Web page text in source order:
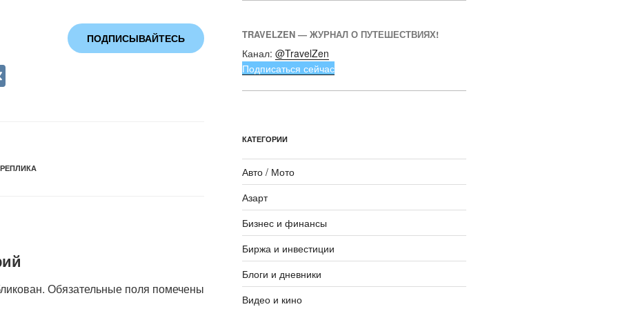
ПОДПИСЫВАЙТЕСЬ
Обязательные поля помечены
TRAVELZEN — ЖУРНАЛ О ПУТЕШЕСТВИЯХ!
Канал: @TravelZen
Подписаться сейчас
КАТЕГОРИИ
Авто / Мото
Азарт
Бизнес и финансы
Биржа и инвестиции
Блоги и дневники
Видео и кино